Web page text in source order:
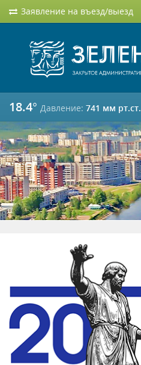
Заявление на въезд/выезд
18.4° Давление: 741 мм рт.ст.